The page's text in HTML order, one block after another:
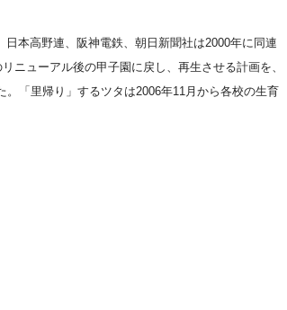
本高野連、阪神電鉄、朝日新聞社は2000年に同連
リニューアル後の甲子園に戻し、再生させる計画を、
。「里帰り」するツタは2006年11月から各校の生育